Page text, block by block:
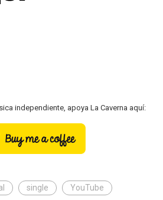
independiente, apoya La Caverna aquí:
single YouTube